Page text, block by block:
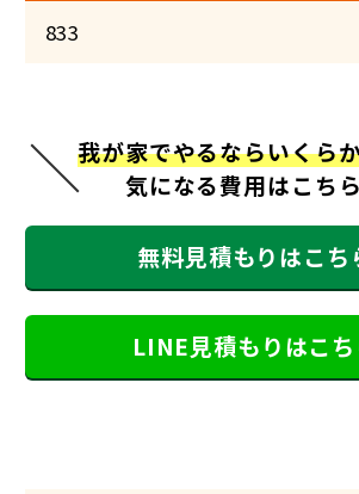
833
我が家でやるならいくら
気になる費用はこち
無料見積もりはこち
LINE見積もりはこち